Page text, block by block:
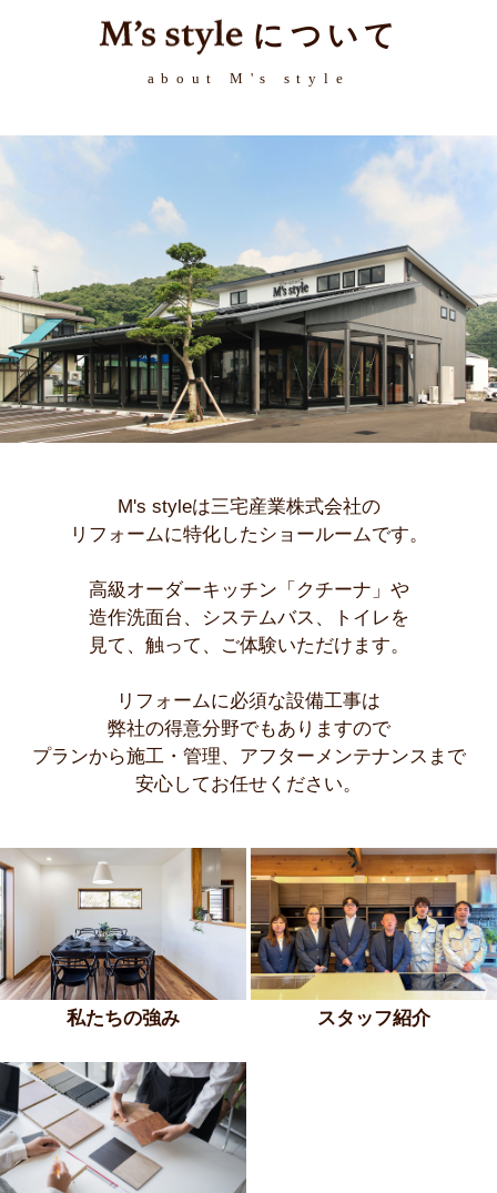
について
about M's style
M's styleは三宅産業株式会社の
リフォームに特化したショールームです。
高級オーダーキッチン「クチーナ」や
造作洗面台、システムバス、トイレを
見て、触って、ご体験いただけます。
リフォームに必須な設備工事は
弊社の得意分野でもありますので
プランから施工・管理、アフターメンテナンスまで
安心してお任せください。
私たちの強み スタッフ紹介